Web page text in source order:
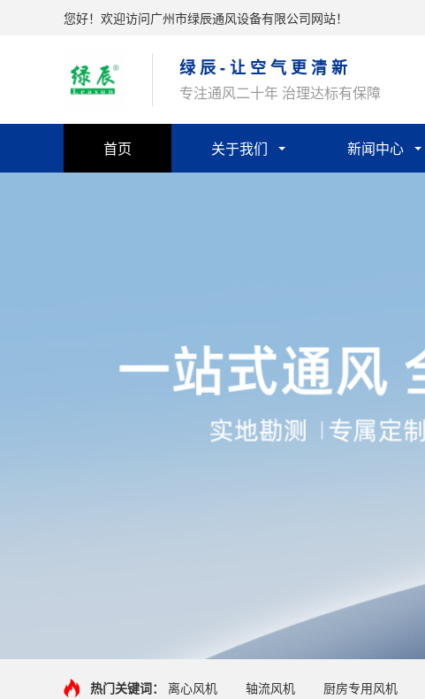
您好！欢迎访问广州市绿辰通风设备有限公司网站！
绿 辰 - 让 空 气 更 清 新
专注通风二十年 治理达标有保障
首页 关于我们 新闻中心
热门关键词： 离心风机 轴流风机 厨房专用风机